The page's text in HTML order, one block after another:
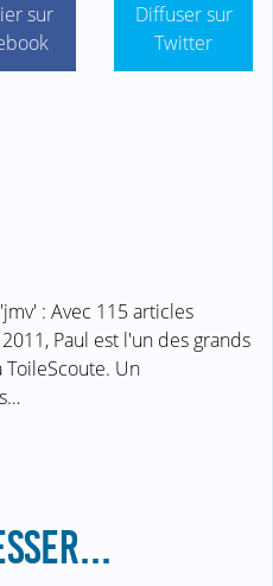
sur
Diffuser sur
Twitter
: Avec 115 articles
Paul est l'un des grands
Un